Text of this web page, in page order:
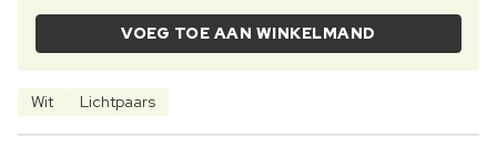
VOEG TOE AAN WINKELMAND
Wit Lichtpaars